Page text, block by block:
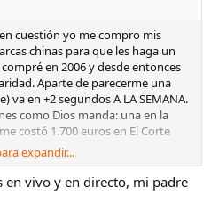
cuestión yo me compro mis
chinas para que les haga un
en 2006 y desde entonces
Aparte de parecerme una
va en +2 segundos A LA SEMANA.
como Dios manda: una en la
costó 1.700 euros en El Corte
y se insulte a una marca que
de Geneve en la esfera (muy
adjunto 3270203
expandir...
en vivo y en directo, mi padre